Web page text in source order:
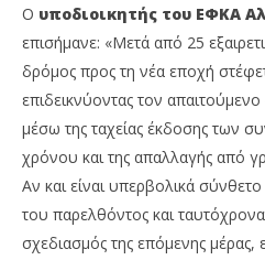
Ο υποδιοικητής του ΕΦΚΑ
επισήμανε: «Μετά από 25
δρόμος προς τη νέα εποχή
επιδεικνύοντας τον
μέσω της ταχείας έκδοσης των
χρόνου και της απαλλαγής από
Αν και είναι υπερβολικά
του παρελθόντος και
σχεδιασμός της επόμενης